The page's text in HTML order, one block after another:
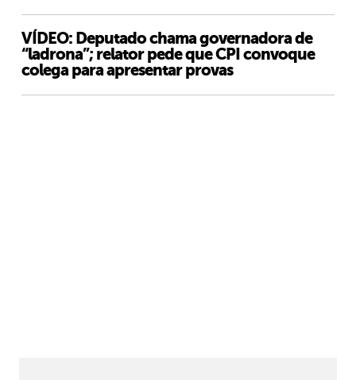
VÍDEO: Deputado chama governadora de
“ladrona”; relator pede que CPI convoque
colega para apresentar provas